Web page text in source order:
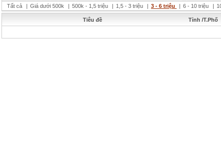
Tất cả
| Giá dưới 500k | 500k - 1,5 triệu | 1,5 - 3 triệu | 3 - 6 triệu | 6 - 10 triệu |
Tiêu đề Tỉnh /T.Phố